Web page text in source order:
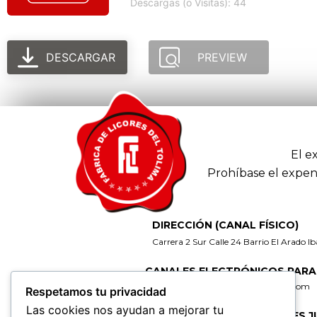
DESCARGAR PREVIEW
El
Prohíbase el
DIRECCIÓN (CANAL FÍSICO)
Carrera 2 Sur Calle 24 Barrio El Arado
CANALES ELECTRÓNICOS
gerencia@fabricadelicoresdeltolima.com
Respetamos tu privacidad
Las cookies nos ayudan a mejorar tu